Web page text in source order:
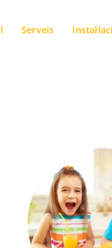
Serveis